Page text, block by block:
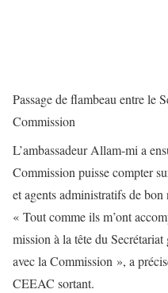
Passage de flambeau entre le
Commission
L’ambassadeur Allam-mi a
Commission puisse compter
et agents administratifs de
« Tout comme ils m’ont
mission à la tête du
avec la Commission », a
CEEAC sortant.